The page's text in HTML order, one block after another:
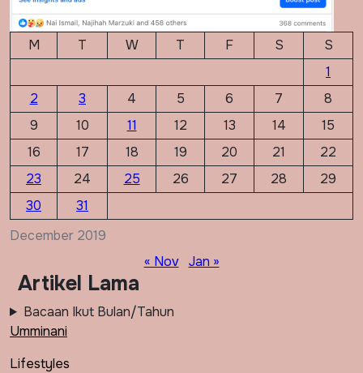
December 2019
M T W T F S
S
1
2
3 4 5 6 7
8
9
10 11 12 13 14
15
16
17 18 19 20 21
22
23
24 25 26 27 28
29
30
31
« Nov Jan »
Artikel Lama
Bacaan Ikut Bulan/Tahun
Umminani
Lifestyles